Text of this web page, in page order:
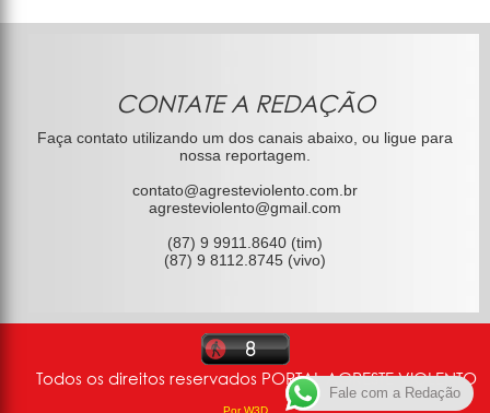
CONTATE A REDAÇÃO
Faça contato utilizando um dos canais abaixo, ou ligue para
nossa reportagem.
contato@agresteviolento.com.br
agresteviolento@gmail.com
(87) 9 9911.8640 (tim)
(87) 9 8112.8745 (vivo)
Todos os direitos reservados PORTAL AGRESTE VIOLENTO
Por W3D
Fale com a Redação